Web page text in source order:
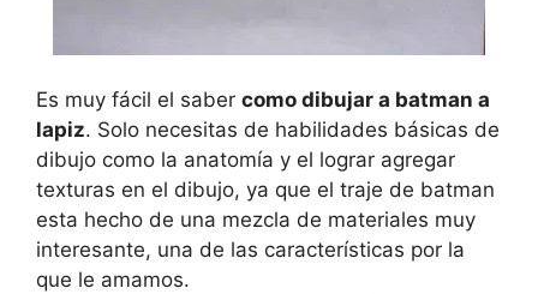
Es muy fácil el saber como dibujar a batman a
lapiz. Solo necesitas de habilidades básicas de
dibujo como la anatomía y el lograr agregar
texturas en el dibujo, ya que el traje de batman
esta hecho de una mezcla de materiales muy
interesante, una de las características por la
que le amamos.